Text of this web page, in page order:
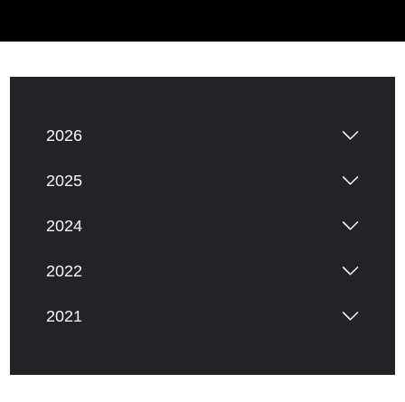
2026
2025
2024
2022
2021